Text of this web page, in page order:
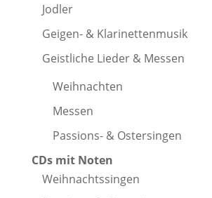
Jodler
Geigen- & Klarinettenmusik
Geistliche Lieder & Messen
Weihnachten
Messen
Passions- & Ostersingen
CDs mit Noten
Weihnachtssingen